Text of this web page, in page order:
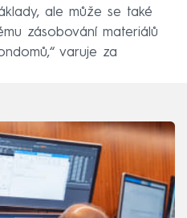
ale může se také
zásobování materiálů
varuje za